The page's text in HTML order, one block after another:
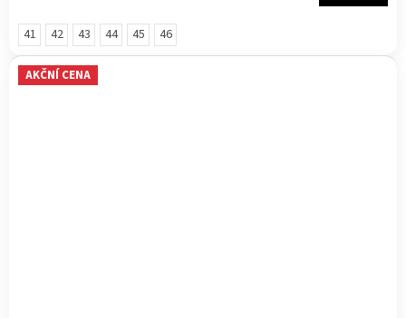
41 42 43 44 45 46
AKČNÍ CENA